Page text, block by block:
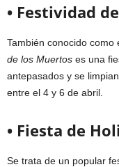
• Festividad
También conocido como
de los Muertos es una
antepasados y se
entre el 4 y 6 de abril.
• Fiesta de Holi
Se trata de un popular